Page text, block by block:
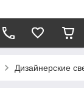
Дизайнерские